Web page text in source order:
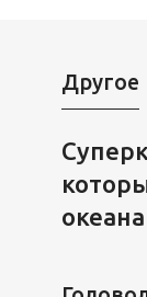
Другое
океана